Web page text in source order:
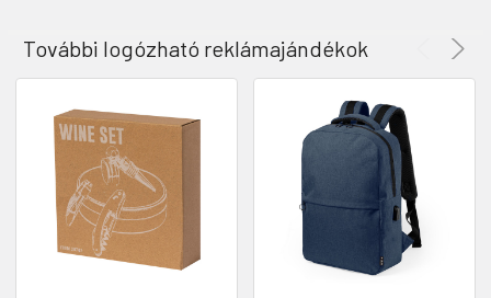
További logózható reklámajándékok